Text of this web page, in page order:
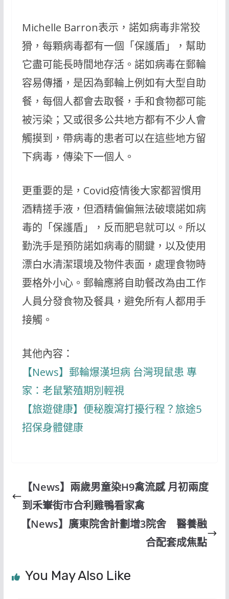
Michelle Barron表示，諾如病毒非常狡
猾，每顆病毒都有一個「保護盾」，幫助
它盡可能長時間地存活。諾如病毒在郵輪
容易傳播，是因為郵輪上例如有大型自助
餐，每個人都會去取餐，手和食物都可能
被污染；又或很多公共地方都有不少人會
觸摸到，帶病毒的患者可以在這些地方留
下病毒，傳染下一個人。
更重要的是，Covid疫情後大家都習慣用
酒精搓手液，但酒精偏偏無法破壞諾如病
毒的「保護盾」，反而肥皂就可以。所以
勤洗手是預防諾如病毒的關鍵，以及使用
漂白水清潔環境及物件表面，處理食物時
要格外小心。郵輪應將自助餐改為由工作
人員分發食物及餐具，避免所有人都用手
接觸。
其他內容：
【News】郵輪爆漢坦病 台灣現鼠患 專
家：老鼠繁殖期別輕視
【旅遊健康】便秘腹瀉打擾行程？旅途5
招保身體健康
【News】兩歲男童染H9禽流感 月初兩度
到禾輋街市合利雞鴨看家禽
【News】廣東院舍計劃增3院舍 醫養融
合配套成焦點
You May Also Like